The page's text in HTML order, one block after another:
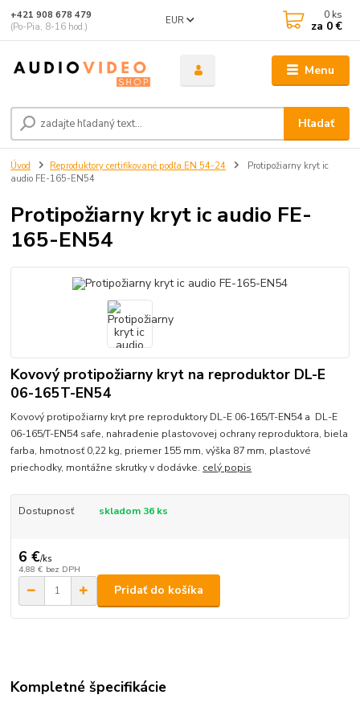
Menu
EUR
Hľadať
+421 908 678 479
(Po-Pia, 8-16 hod.)
0 ks
za 0 €
Úvod Reproduktory certifikované podľa EN 54-24
Protipožiarny kryt ic
audio FE-165-EN54
Protipožiarny kryt ic audio FE-
165-EN54
Kovový protipožiarny kryt na reproduktor DL-E
06-165T-EN54
Kovový protipožiarny kryt pre reproduktory DL-E 06-165/T-EN54 a DL-E
06-165/T-EN54 safe, nahradenie plastovovej ochrany reproduktora, biela
farba, hmotnosť 0,22 kg, priemer 155 mm, výška 87 mm, plastové
priechodky, montážne skrutky v dodávke. celý popis
Dostupnosť skladom 36 ks
6 €/ks
4,88 € bez DPH
Pridať do košíka
Kompletné špecifikácie